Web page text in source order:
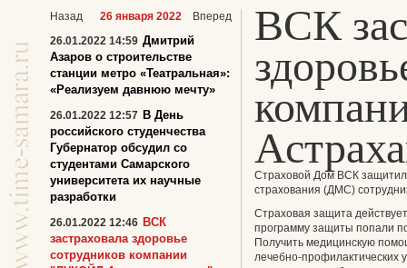
ВСК
Страховой Дом ВСК защитил
страхования (ДМС)
Страховая защита
программу защиты попали
Получить медицинскую
лечебно-профилактических
Назад 26 января 2022
Вперед
26.01.2022 14:59 Дмитрий
Азаров о строительстве
станции метро «Театральная»:
«Реализуем давнюю мечту»
26.01.2022 12:57 В День
российского студенчества
Губернатор обсудил со
студентами Самарского
университета их научные
разработки
26.01.2022 12:46 ВСК
застраховала здоровье
сотрудников компании